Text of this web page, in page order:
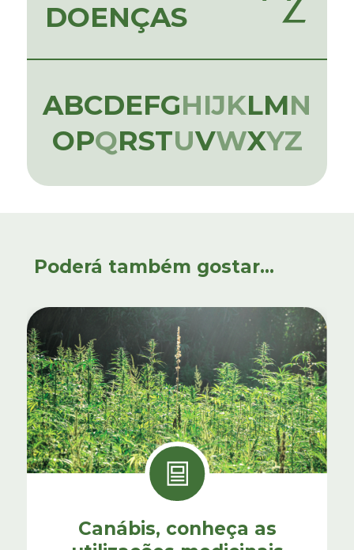
DOENÇAS
ABCDEFGHIJKLMN
OPQRSTUVWXYZ
Poderá também gostar...
Canábis, conheça as